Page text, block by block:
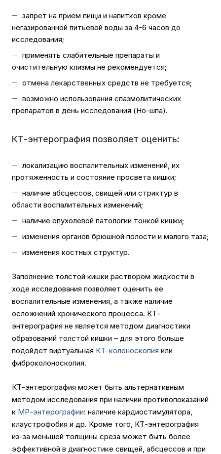
запрет на прием пищи и напитков кроме
негазированной питьевой воды за 4-6 часов до
исследования;
применять слабительные препараты и
очистительную клизмы не рекомендуется;
отмена лекарственных средств не требуется;
возможно использования спазмолитических
препаратов в день исследования (Но-шпа).
КТ-энтерография позволяет оценить:
локализацию воспалительных изменений, их
протяженность и состояние просвета кишки;
наличие абсцессов, свищей или стриктур в
области воспалительных изменений;
наличие опухолевой патологии тонкой кишки;
изменения органов брюшной полости и малого таза;
изменения костных структур.
Заполнение толстой кишки раствором жидкости в
ходе исследования позволяет оценить ее
воспалительные изменения, а также наличие
осложнений хронического процесса. КТ-
энтерография не является методом диагностики
образований толстой кишки – для этого больше
подойдет виртуальная КТ-колоноскопия или
фиброколоноскопия.
КТ-энтерография может быть альтернативным
методом исследования при наличии противопоказаний
к МР-энтерографии: наличие кардиостимулятора,
клаустрофобия и др. Кроме того, КТ-энтерография
из-за меньшей толщины среза может быть более
эффективной в диагностике свищей, абсцессов и при